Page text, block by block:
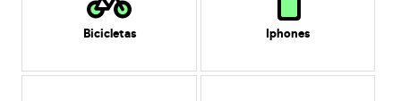
Bicicletas Iphones